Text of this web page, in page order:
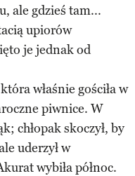
ale gdzieś tam...
upiorów
je jednak od
właśnie gościła w
piwnice. W
chłopak skoczył, by
uderzył w
wybiła północ.